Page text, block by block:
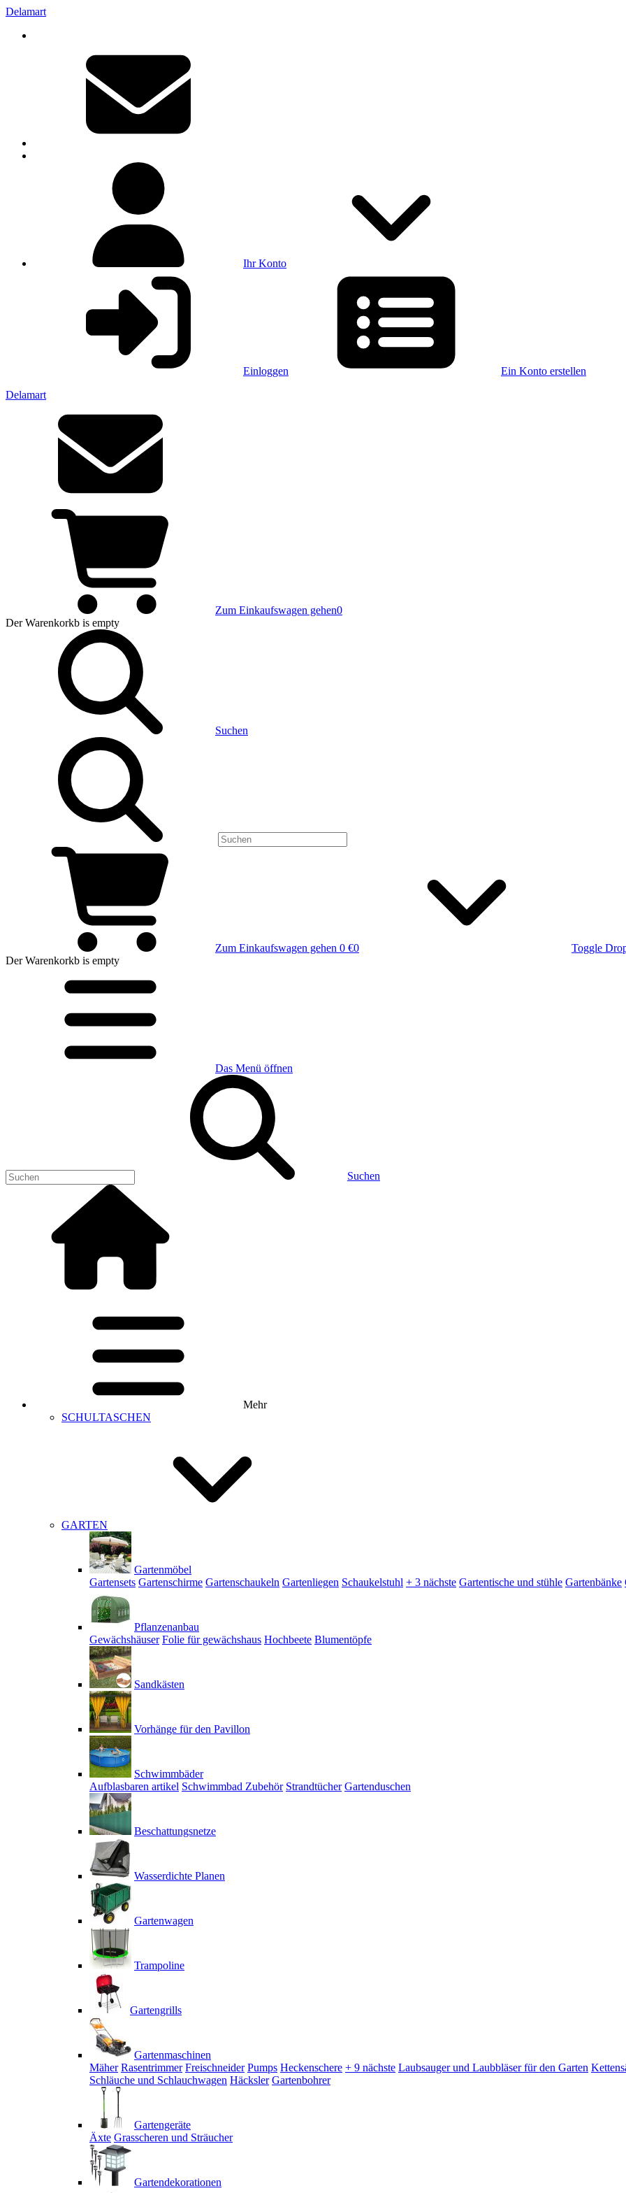
Delamart
Ihr Konto
Einloggen Ein Konto erstellen
Delamart
Zum Einkaufswagen gehen0
Der Warenkorkb is empty
Suchen
Zum Einkaufswagen gehen 0 €0
Toggle
Der Warenkorkb is empty
Das Menü öffnen
Suchen
Mehr
SCHULTASCHEN
GARTEN
Gartenmöbel
Gartensets Gartenschirme Gartenschaukeln Gartenliegen Schaukelstuhl + 3 nächste Gartentische und stühle Gartenbänke
Pflanzenanbau
Gewächshäuser Folie für gewächshaus Hochbeete Blumentöpfe
Sandkästen
Vorhänge für den Pavillon
Schwimmbäder
Aufblasbaren artikel Schwimmbad Zubehör Strandtücher Gartenduschen
Beschattungsnetze
Wasserdichte Planen
Gartenwagen
Trampoline
Gartengrills
Gartenmaschinen
Mäher Rasentrimmer Freischneider Pumps Heckenschere + 9 nächste Laubsauger und Laubbläser für den Garten
Schläuche und Schlauchwagen Häcksler Gartenbohrer
Gartengeräte
Äxte Grasscheren und Sträucher
Gartendekorationen